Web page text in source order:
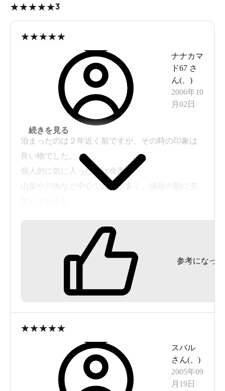
★★★★★3
★★★★★
ナナカマ
ド67 さ
ん(
)
2006年10
月02日
泊まったのは２年近く前ですが、その時の印象は
良い物でした。
個人的に気に入ったのは食事。
山菜や川魚など中心で品数が多く、値段の割に充
もう少し湯船が大きければとか、思うことはあり
ますが、こぢ
方がいいですね。
私の時も、危うくスタックしそうになりました。
ＦＦ車は冬避
続きを見る
参考になった
★★★★★
スバル
さん(
)
2005年09
月19日